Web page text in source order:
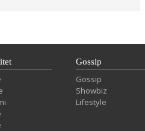
Gossip
Gossip
Showbiz
Lifestyle